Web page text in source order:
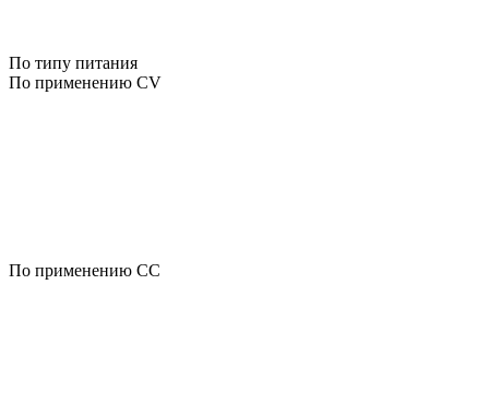
По типу питания
По применению CV
По применению CC